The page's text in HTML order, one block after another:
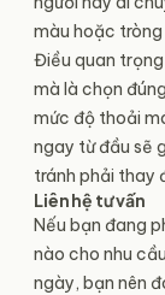
màu hoặc tròng
Điều quan
mà là chọn
mức độ thoải
ngay từ đầu sẽ
tránh phải thay
Liên hệ tư vấn
Nếu bạn đang
nào cho nhu
ngày, bạn nên